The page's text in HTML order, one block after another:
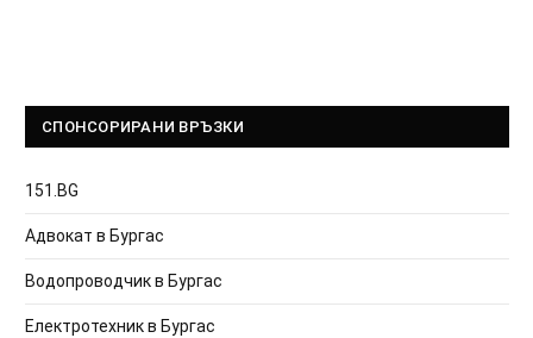
СПОНСОРИРАНИ ВРЪЗКИ
151.BG
Адвокат в Бургас
Водопроводчик в Бургас
Електротехник в Бургас